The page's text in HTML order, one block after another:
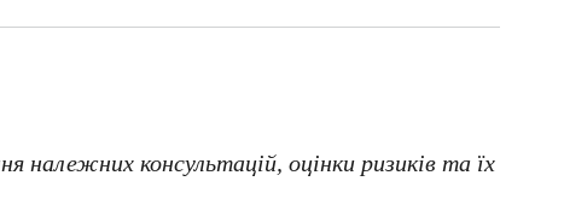
належних консультацій, оцінки ризиків та їх